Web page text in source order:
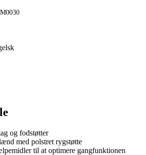
og fodstøtter
med polstret rygstøtte
til at optimere gangfunktionen